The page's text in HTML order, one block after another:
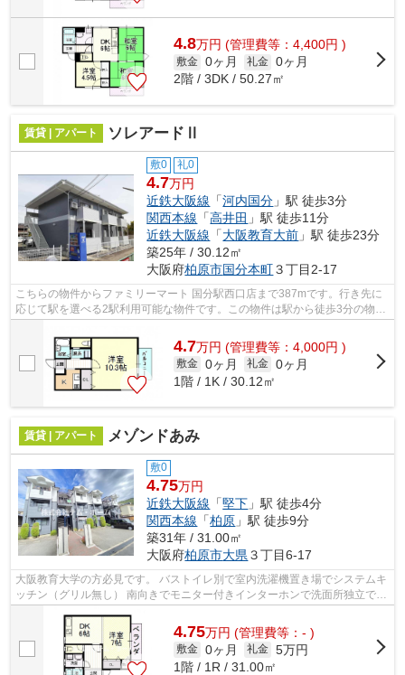
4.8万円 (管理費等：4,400円 )
敷金 0ヶ月 礼金 0ヶ月
2階 / 3DK / 50.27㎡
賃貸 | アパート ソレアードⅡ
敷0 礼0
4.7万円
近鉄大阪線 「河内国分 」駅 徒歩3分
関西本線 「高井田 」駅 徒歩11分
近鉄大阪線 「大阪教育大前 」駅 徒歩23分
築25年 / 30.12㎡
大阪府柏原市国分本町３丁目2-17
こちらの物件からファミリーマート 国分駅西口店まで387mです。行き先に
応じて駅を選べる2駅利用可能な物件です。この物件は駅から徒歩3分の物件
4.7万円 (管理費等：4,000円 )
敷金 0ヶ月 礼金 0ヶ月
1階 / 1K / 30.12㎡
賃貸 | アパート メゾンドあみ
敷0
4.75万円
近鉄大阪線 「堅下 」駅 徒歩4分
関西本線 「柏原 」駅 徒歩9分
築31年 / 31.00㎡
大阪府柏原市大県 ３丁目6-17
大阪教育大学の方必見です。 バストイレ別で室内洗濯機置き場でシステムキ
ッチン（グリル無し） 南向きでモニター付きインターホンで洗面所独立で洗
4.75万円 (管理費等：- )
敷金 0ヶ月 礼金 5万円
1階 / 1R / 31.00㎡